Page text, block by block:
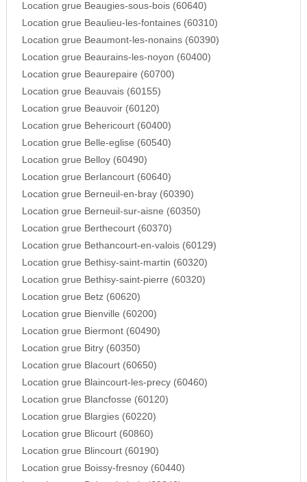
Location grue Beaugies-sous-bois (60640)
Location grue Beaulieu-les-fontaines (60310)
Location grue Beaumont-les-nonains (60390)
Location grue Beaurains-les-noyon (60400)
Location grue Beaurepaire (60700)
Location grue Beauvais (60155)
Location grue Beauvoir (60120)
Location grue Behericourt (60400)
Location grue Belle-eglise (60540)
Location grue Belloy (60490)
Location grue Berlancourt (60640)
Location grue Berneuil-en-bray (60390)
Location grue Berneuil-sur-aisne (60350)
Location grue Berthecourt (60370)
Location grue Bethancourt-en-valois (60129)
Location grue Bethisy-saint-martin (60320)
Location grue Bethisy-saint-pierre (60320)
Location grue Betz (60620)
Location grue Bienville (60200)
Location grue Biermont (60490)
Location grue Bitry (60350)
Location grue Blacourt (60650)
Location grue Blaincourt-les-precy (60460)
Location grue Blancfosse (60120)
Location grue Blargies (60220)
Location grue Blicourt (60860)
Location grue Blincourt (60190)
Location grue Boissy-fresnoy (60440)